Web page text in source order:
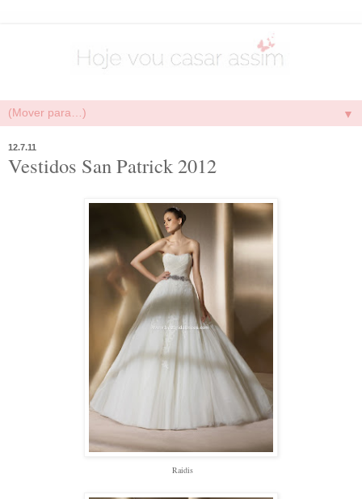
▼
12.7.11
Vestidos San Patrick 2012
Raidis